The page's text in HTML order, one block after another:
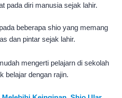
pada diri manusia sejak lahir.
beberapa shio yang memang
dan pintar sejak lahir.
mengerti pelajarn di sekolah
belajar dengan rajin.